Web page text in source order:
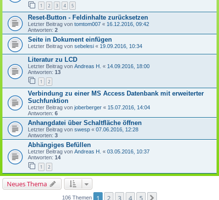
1 2 3 4 5
Reset-Button - Feldinhalte zurücksetzen
Letzter Beitrag von tomtom007 « 16.12.2016, 09:42
Antworten: 2
Seite in Dokument einfügen
Letzter Beitrag von sebelesi « 19.09.2016, 10:34
Literatur zu LCD
Letzter Beitrag von Andreas H. « 14.09.2016, 18:00
Antworten: 13
1 2
Verbindung zu einer MS Access Datenbank mit erweiterter
Suchfunktion
Letzter Beitrag von joberberger « 15.07.2016, 14:04
Antworten: 6
Anhangdatei über Schaltfläche öffnen
Letzter Beitrag von swesp « 07.06.2016, 12:28
Antworten: 3
Abhängiges Befüllen
Letzter Beitrag von Andreas H. « 03.05.2016, 10:37
Antworten: 14
1 2
Neues Thema
106 Themen 1 2 3 4 5